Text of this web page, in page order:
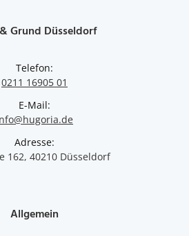
Grund Düsseldorf
Telefon:
0211 16905 01
E-Mail:
Adresse:
162, 40210 Düsseldorf
Allgemein